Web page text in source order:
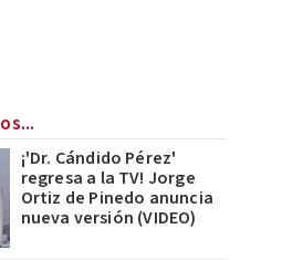
¡'Dr. Cándido Pérez'
regresa a la TV! Jorge
Ortiz de Pinedo anuncia
nueva versión (VIDEO)